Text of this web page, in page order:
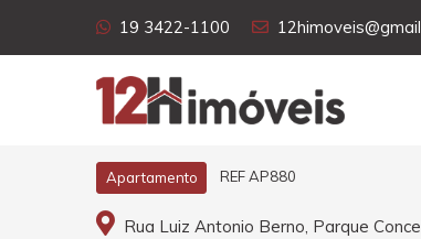
19 3422-1100
Apartamento REF AP880
Rua Luiz Antonio Berno, Parque